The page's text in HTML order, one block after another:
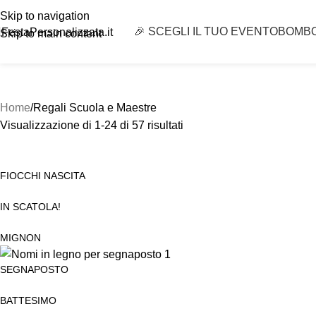
Skip to navigation
Skip to main content
FestaPersonalizzata.it 🎉 SCEGLI IL TUO EVENTO
Home Regali Scuola e Maestre
Visualizzazione di 1-24 di 57 risultati
FIOCCHI NASCITA
IN SCATOLA!
MIGNON
SEGNAPOSTO
BATTESIMO